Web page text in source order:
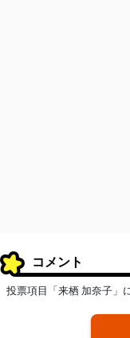
コメント
投票項目「来栖 加奈子」